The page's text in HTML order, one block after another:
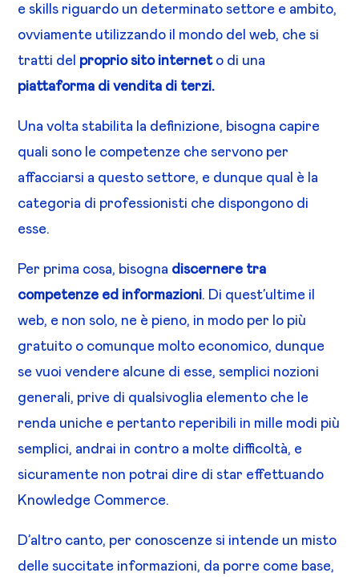
e skills riguardo un determinato settore e ambito,
ovviamente utilizzando il mondo del web, che si
tratti del proprio sito interneto di una
piattaforma di vendita di terzi.
Una volta stabilita la definizione, bisogna capire
quali sono le competenze che servono per
affacciarsi a questo settore, e dunque qual è la
categoria di professionisti che dispongono di
esse.
Per prima cosa, bisogna discernere tra
competenze ed informazioni. Di quest’ultime il
web, e non solo, ne è pieno, in modo per lo più
gratuito o comunque molto economico, dunque
se vuoi vendere alcune di esse, semplici nozioni
generali, prive di qualsivoglia elemento che le
renda uniche e pertanto reperibili in mille modi più
semplici, andrai in contro a molte difficoltà, e
sicuramente non potrai dire di star effettuando
Knowledge Commerce.
D’altro canto, per conoscenze si intende un misto
delle succitate informazioni, da porre come base,